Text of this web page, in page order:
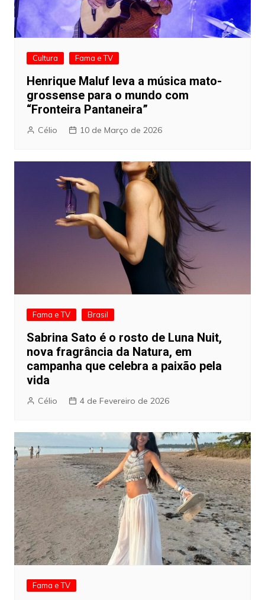
Cultura Fama e TV
Henrique Maluf leva a música mato-
grossense para o mundo com
“Fronteira Pantaneira”
Célio 10 de Março de 2026
Fama e TV Brasil
Sabrina Sato é o rosto de Luna Nuit,
nova fragrância da Natura, em
campanha que celebra a paixão pela
vida
Célio 4 de Fevereiro de 2026
Fama e TV